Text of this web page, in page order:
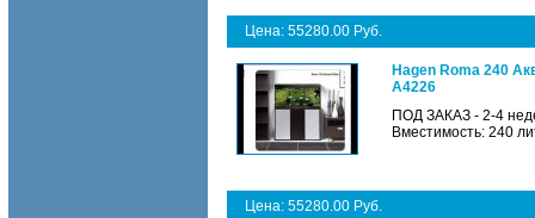
Цена: 55280.00 Руб.
Hagen Roma 240
A4226
ПОД ЗАКАЗ - 2-4
Вместимость: 240
Цена: 55280.00 Руб.